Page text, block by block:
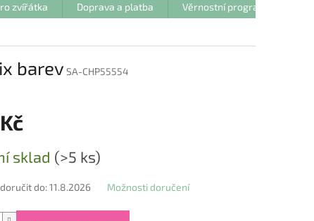
zvířátka Doprava a platba Věrnostní program
barev SA-CHP55554
sklad (>5 ks)
do: 11.8.2026 Možnosti doručení